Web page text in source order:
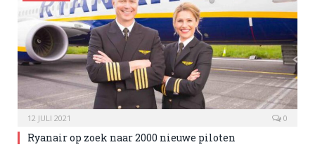
12 JULI 2021 0
Ryanair op zoek naar 2000 nieuwe piloten